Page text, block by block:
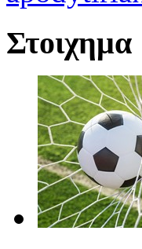
Στοιχημα